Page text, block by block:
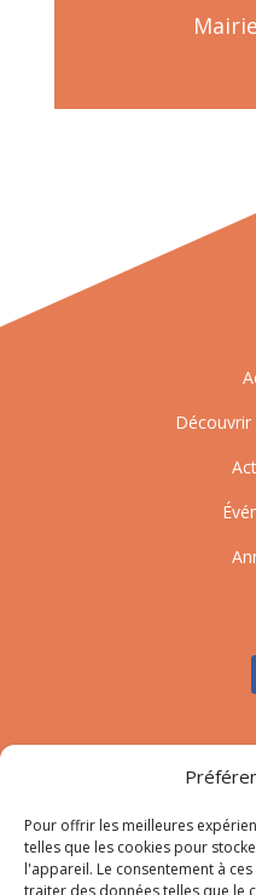
Pour offrir les meilleures
telles que les cookies pour
l'appareil. Le consentement à
traiter des données telles que le
Découvrir
Nous
Mail: